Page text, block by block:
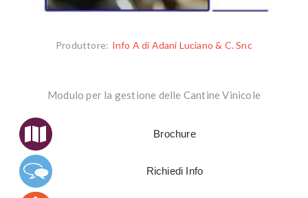
Produttore: Info A di Adani Luciano & C. Snc
Modulo per la gestione delle Cantine Vinicole
Brochure
Richiedi Info